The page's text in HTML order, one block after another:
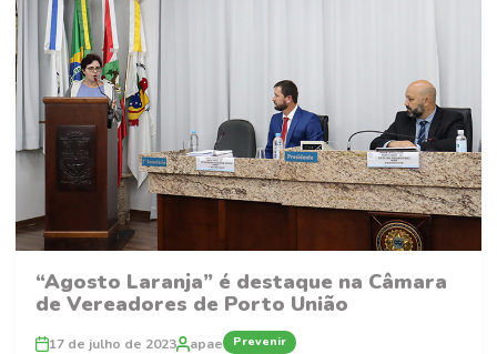
“Agosto Laranja” é destaque na Câmara
de Vereadores de Porto União
17 de julho de 2023 apae Prevenir